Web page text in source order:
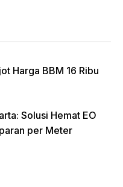
Harga BBM 16 Ribu
Solusi Hemat EO
per Meter